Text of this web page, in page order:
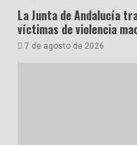
La Junta de Andalucía
víctimas de violencia
7 de agosto de 2026